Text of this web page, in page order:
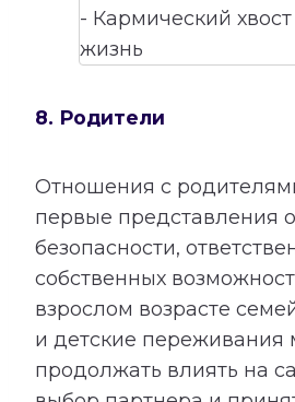
8. Родители
Отношения с
первые представления
безопасности,
собственных
взрослом возрасте
и детские переживания
продолжать влиять на